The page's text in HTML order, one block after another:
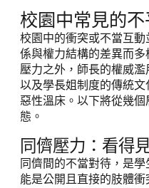
校園中常見的
校園中的衝突或不當互
係與權力結構的差異而
壓力之外，師長的權威濫
以及學長姐制度的傳統
惡性溫床。以下將從幾
態。
同儕壓力：看得
同儕間的不當對待，是
能是公開且直接的肢體